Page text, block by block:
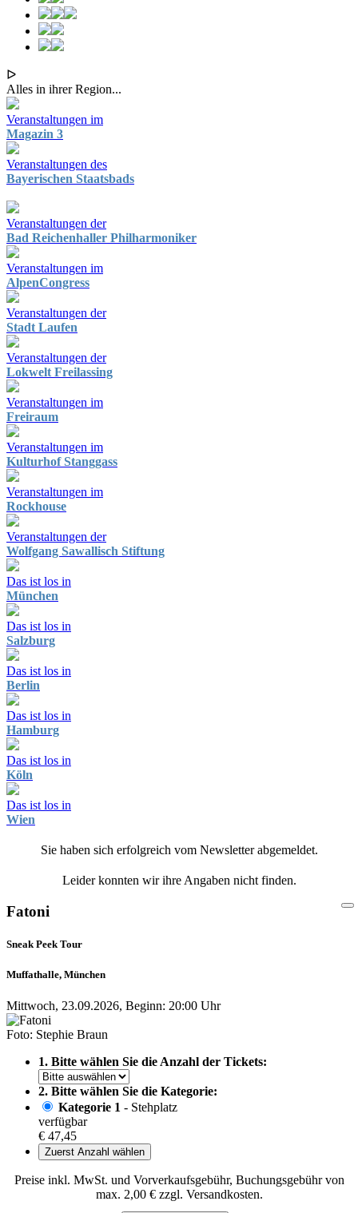
ᐅ
Alles in ihrer Region...
Veranstaltungen im
Magazin 3
Veranstaltungen des
Bayerischen Staatsbads
Veranstaltungen der
Bad Reichenhaller Philharmoniker
Veranstaltungen im
AlpenCongress
Veranstaltungen der
Stadt Laufen
Veranstaltungen der
Lokwelt Freilassing
Veranstaltungen im
Freiraum
Veranstaltungen im
Kulturhof Stanggass
Veranstaltungen im
Rockhouse
Veranstaltungen der
Wolfgang Sawallisch Stiftung
Das ist los in
München
Das ist los in
Salzburg
Das ist los in
Berlin
Das ist los in
Hamburg
Das ist los in
Köln
Das ist los in
Wien
Sie haben sich erfolgreich vom Newsletter abgemeldet.
Leider konnten wir ihre Angaben nicht finden.
Fatoni
Sneak Peek Tour
Muffathalle, München
Mittwoch, 23.09.2026, Beginn: 20:00 Uhr
Foto: Stephie Braun
1. Bitte wählen Sie die Anzahl der Tickets:
2. Bitte wählen Sie die Kategorie:
Kategorie 1 - Stehplatz
verfügbar
€ 47,45
Zuerst Anzahl wählen
Preise inkl. MwSt. und Vorverkaufsgebühr, Buchungsgebühr von
max. 2,00 € zzgl. Versandkosten.